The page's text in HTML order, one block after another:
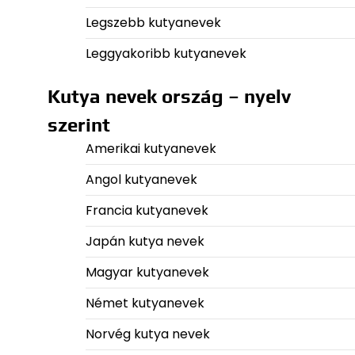
Legszebb kutyanevek
Leggyakoribb kutyanevek
Kutya nevek ország – nyelv
szerint
Amerikai kutyanevek
Angol kutyanevek
Francia kutyanevek
Japán kutya nevek
Magyar kutyanevek
Német kutyanevek
Norvég kutya nevek